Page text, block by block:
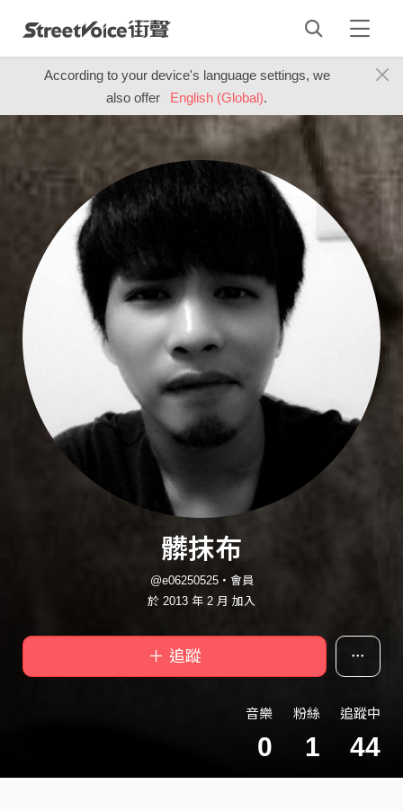
According to your device's language settings, we
also offer
English (Global).
髒抹布
@e06250525・會員
於 2013 年 2 月 加入
＋ 追蹤
音樂
0
粉絲
1
追蹤中
44